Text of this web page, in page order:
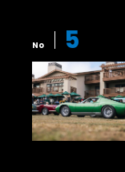
No 5